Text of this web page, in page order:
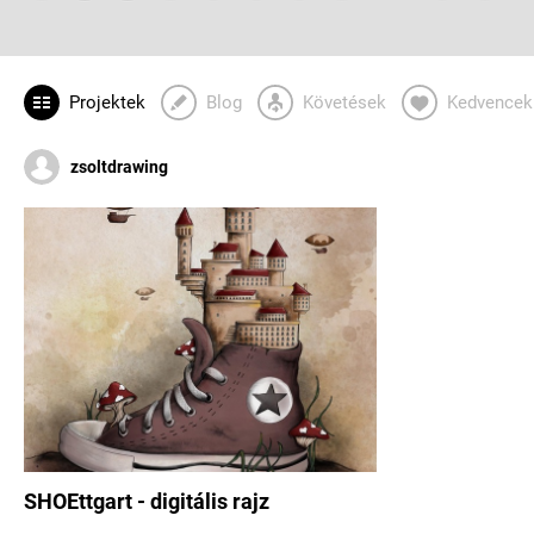
Projektek Blog Követések Kedvencek
zsoltdrawing
SHOEttgart - digitális rajz